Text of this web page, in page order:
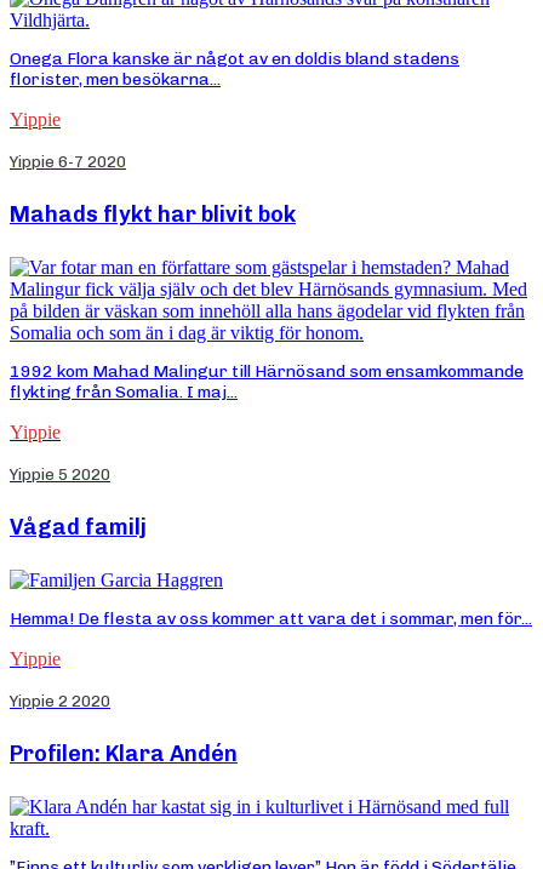
Onega Flora kanske är något av en doldis bland stadens
florister, men besökarna...
Yippie
Yippie 6-7 2020
Mahads flykt har blivit bok
1992 kom Mahad Malingur till Härnösand som ensamkommande
flykting från Somalia. I maj...
Yippie
Yippie 5 2020
Vågad familj
Hemma! De flesta av oss kommer att vara det i sommar, men för...
Yippie
Yippie 2 2020
Profilen: Klara Andén